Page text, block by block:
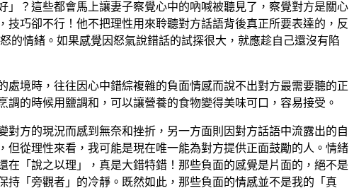
？這些都會馬上讓妻子察覺心中的吶喊被聽見了，察覺對方是關心
巧卻不行！他不把理性用來聆聽對方話語背後真正所要表達的，反
情緒。如果感覺因怒氣說錯話的試探很大，就應趁自己還沒有陷
境時，往往因心中錯綜複雜的負面情感而說不出對方最需要聽的正
的時候用鹽調和，可以讓營養的食物變得美味可口，容易接受。
方的現況而感到無奈和挫折，另一方面則因對方話語中流露出的自
從理性來看，我可能是現在唯一能為對方提供正面鼓勵的人。情緒
「說之以理」，真是大錯特錯！那些負面的感覺是片面的，絕不是
「旁觀者」的冷靜。既然如此，那些負面的情感並不是我的「真